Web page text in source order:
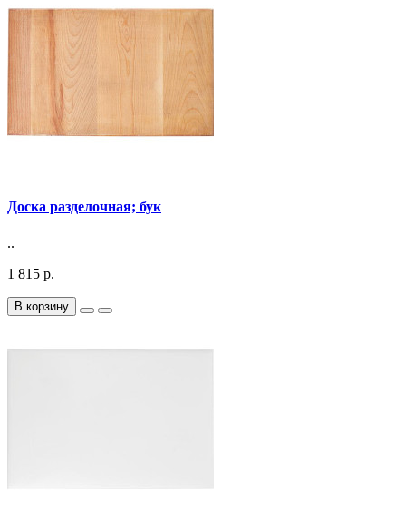
Доска разделочная; бук
..
1 815 р.
В корзину